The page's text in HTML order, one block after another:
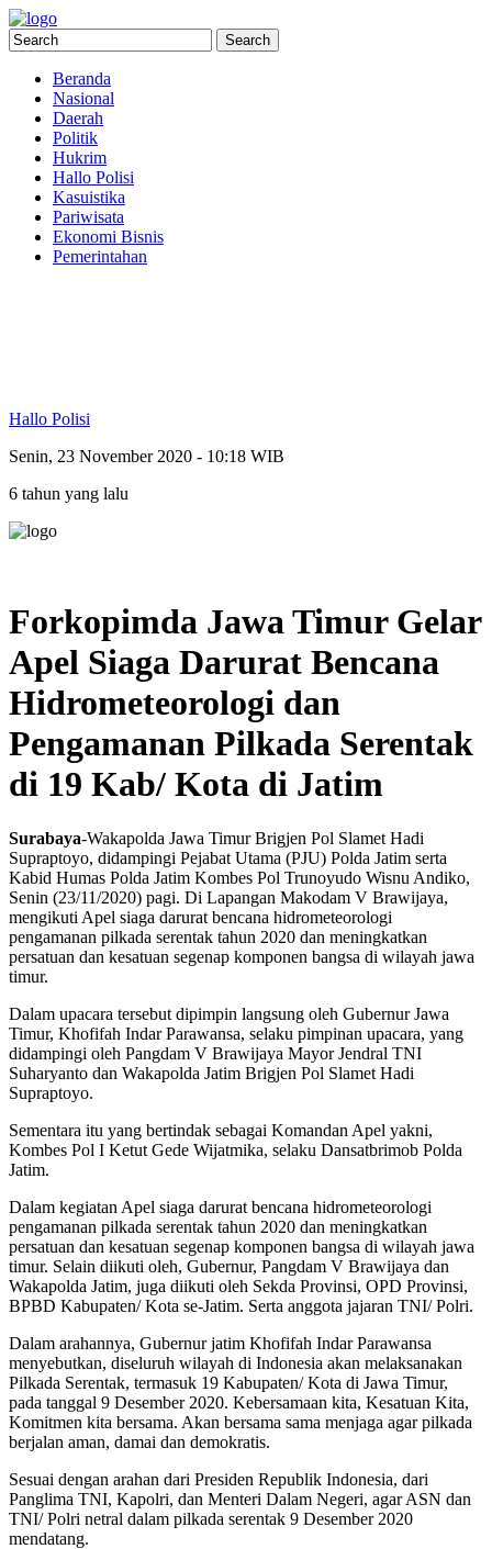
Beranda
Nasional
Daerah
Politik
Hukrim
Hallo Polisi
Kasuistika
Pariwisata
Ekonomi Bisnis
Pemerintahan
Hallo Polisi
Senin, 23 November 2020 - 10:18 WIB
6 tahun yang lalu
Forkopimda Jawa Timur Gelar
Apel Siaga Darurat Bencana
Hidrometeorologi dan
Pengamanan Pilkada Serentak
di 19 Kab/ Kota di Jatim
Surabaya-Wakapolda Jawa Timur Brigjen Pol Slamet Hadi
Supraptoyo, didampingi Pejabat Utama (PJU) Polda Jatim serta
Kabid Humas Polda Jatim Kombes Pol Trunoyudo Wisnu Andiko,
Senin (23/11/2020) pagi. Di Lapangan Makodam V Brawijaya,
mengikuti Apel siaga darurat bencana hidrometeorologi
pengamanan pilkada serentak tahun 2020 dan meningkatkan
persatuan dan kesatuan segenap komponen bangsa di wilayah jawa
timur.
Dalam upacara tersebut dipimpin langsung oleh Gubernur Jawa
Timur, Khofifah Indar Parawansa, selaku pimpinan upacara, yang
didampingi oleh Pangdam V Brawijaya Mayor Jendral TNI
Suharyanto dan Wakapolda Jatim Brigjen Pol Slamet Hadi
Supraptoyo.
Sementara itu yang bertindak sebagai Komandan Apel yakni,
Kombes Pol I Ketut Gede Wijatmika, selaku Dansatbrimob Polda
Jatim.
Dalam kegiatan Apel siaga darurat bencana hidrometeorologi
pengamanan pilkada serentak tahun 2020 dan meningkatkan
persatuan dan kesatuan segenap komponen bangsa di wilayah jawa
timur. Selain diikuti oleh, Gubernur, Pangdam V Brawijaya dan
Wakapolda Jatim, juga diikuti oleh Sekda Provinsi, OPD Provinsi,
BPBD Kabupaten/ Kota se-Jatim. Serta anggota jajaran TNI/ Polri.
Dalam arahannya, Gubernur jatim Khofifah Indar Parawansa
menyebutkan, diseluruh wilayah di Indonesia akan melaksanakan
Pilkada Serentak, termasuk 19 Kabupaten/ Kota di Jawa Timur,
pada tanggal 9 Desember 2020. Kebersamaan kita, Kesatuan Kita,
Komitmen kita bersama. Akan bersama sama menjaga agar pilkada
berjalan aman, damai dan demokratis.
Sesuai dengan arahan dari Presiden Republik Indonesia, dari
Panglima TNI, Kapolri, dan Menteri Dalam Negeri, agar ASN dan
TNI/ Polri netral dalam pilkada serentak 9 Desember 2020
mendatang.